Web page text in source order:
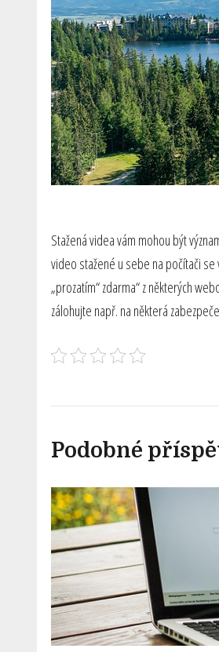
Stažená videa vám mohou být
video stažené u sebe na počítači
„prozatím“ zdarma“ z některých
zálohujte např. na některá
Podobné